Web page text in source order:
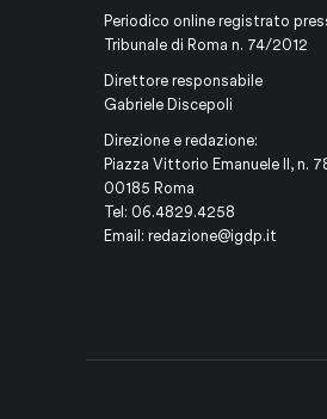
Periodico online registrato
Tribunale di Roma n. 74/2012
Direttore responsabile
Gabriele Discepoli
Direzione e redazione:
Piazza Vittorio Emanuele II, n.
00185 Roma
Tel: 06.4829.4258
Email: redazione@igdp.it